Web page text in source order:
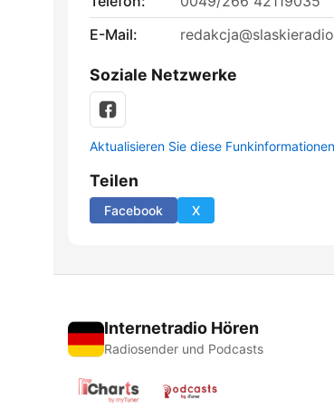
E-Mail:
Soziale Netzwerke
Aktualisieren Sie diese Funkinformationen
Teilen
Facebook X
Internetradio Hören
Radiosender und Podcasts